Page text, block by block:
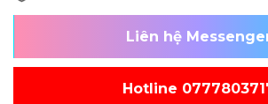
Liên hệ
Hotline